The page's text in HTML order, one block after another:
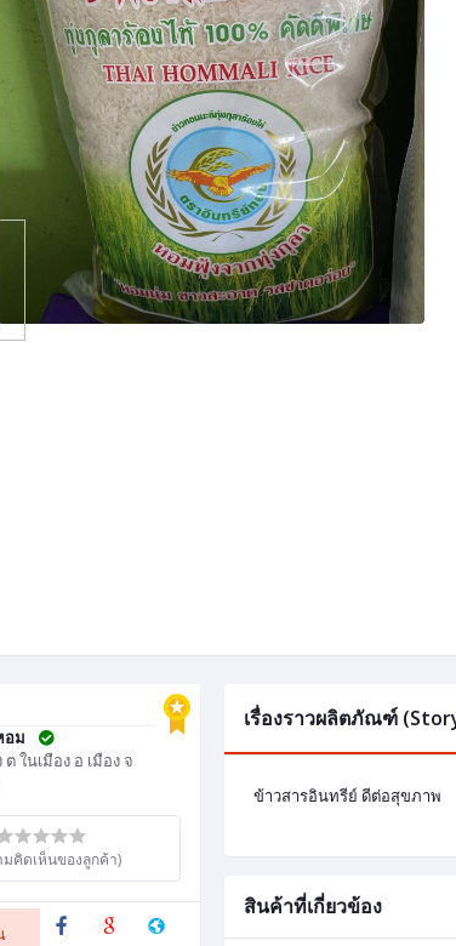
อม
ในเมือง อ เมือง จ
มคิดเห็นของลูกค้า)
เรื่องราวผลิตภัณฑ์
ข้าวสารอินทรีย์ ดีต่อสุขภาพ
สินค้าที่เกี่ยวข้อง